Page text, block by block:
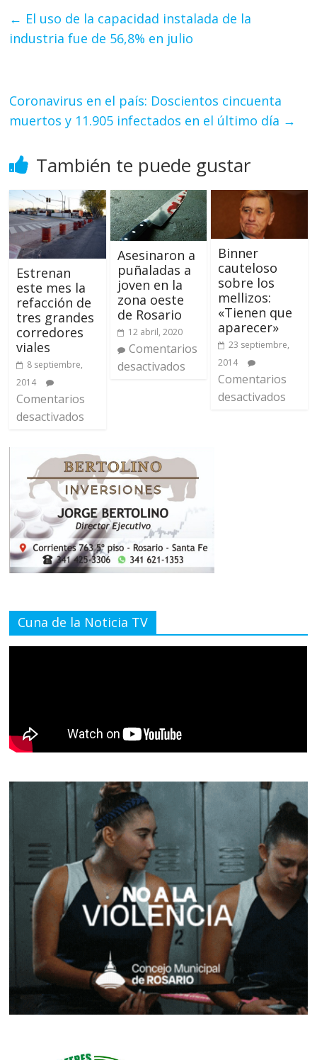
← El uso de la capacidad instalada de la
industria fue de 56,8% en julio
Coronavirus en el país: Doscientos cincuenta
muertos y 11.905 infectados en el último día →
También te puede gustar
Estrenan
este mes la
refacción de
tres grandes
corredores
viales
8 septiembre,
2014
Comentarios
desactivados
Asesinaron a
puñaladas a
joven en la
zona oeste
de Rosario
12 abril, 2020
Comentarios
desactivados
Binner
cauteloso
sobre los
mellizos:
«Tienen que
aparecer»
23 septiembre,
2014
Comentarios
desactivados
Cuna de la Noticia TV